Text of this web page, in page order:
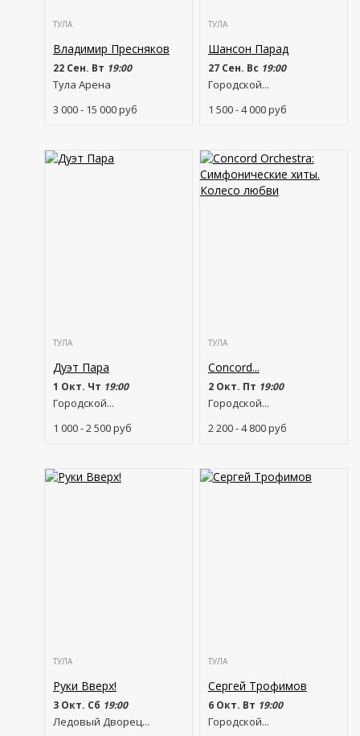
ТУЛА
Владимир Пресняков
22 Сен. Вт 19:00
Тула Арена
3 000 - 15 000руб
ТУЛА
Шансон Парад
27 Сен. Вс 19:00
Городской...
1 500 - 4 000руб
ТУЛА
Дуэт Пара
1 Окт. Чт 19:00
Городской...
1 000 - 2 500руб
ТУЛА
Concord...
2 Окт. Пт 19:00
Городской...
2 200 - 4 800руб
ТУЛА
Руки Вверх!
3 Окт. Сб 19:00
Ледовый Дворец...
ТУЛА
Сергей Трофимов
6 Окт. Вт 19:00
Городской...